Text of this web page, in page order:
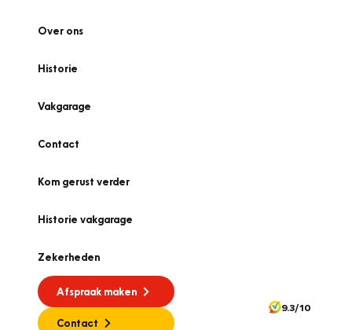
Over ons
Historie
Vakgarage
Contact
Kom gerust verder
Historie vakgarage
Zekerheden
Afspraak maken
Contact
9.3/10